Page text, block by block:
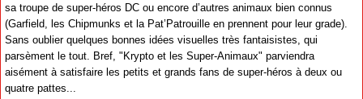
sa troupe de super-héros DC ou encore d’autres animaux bien connus
(Garfield, les Chipmunks et la Pat’Patrouille en prennent pour leur grade).
Sans oublier quelques bonnes idées visuelles très fantaisistes, qui
parsèment le tout. Bref, "Krypto et les Super-Animaux" parviendra
aisément à satisfaire les petits et grands fans de super-héros à deux ou
quatre pattes...